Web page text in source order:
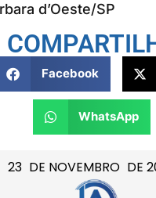
23 DE NOVEMBRO DE
d’Oeste/SP
Facebook
WhatsApp